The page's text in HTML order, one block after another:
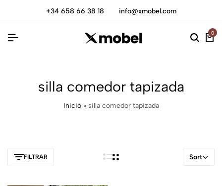
+34 658 66 38 18 info@xmobel.com
0
silla comedor tapizada
Inicio» silla comedor tapizada
FILTRAR Sort